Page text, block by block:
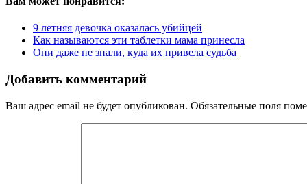
9 летняя девочка оказалась убийцей
Как называются эти таблетки мама принесла
Они даже не знали, куда их привела судьба
Добавить комментарий
Ваш адрес email не будет опубликован. Обязательные поля